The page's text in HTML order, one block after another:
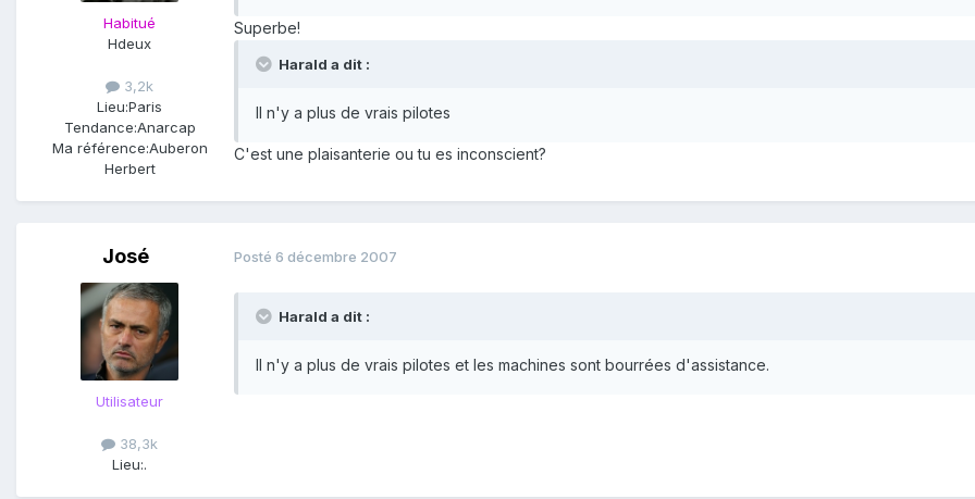
Habitué
Hdeux
3,2k
Lieu:Paris
Tendance:Anarcap
Ma référence:Auberon
Herbert
Superbe!
Harald a dit :
Il n'y a plus de vrais pilotes
C'est une plaisanterie ou tu es inconscient?
José
Utilisateur
38,3k
Lieu:.
Posté 6 décembre 2007
Harald a dit :
Il n'y a plus de vrais pilotes et les machines sont bourrées d'assistance.